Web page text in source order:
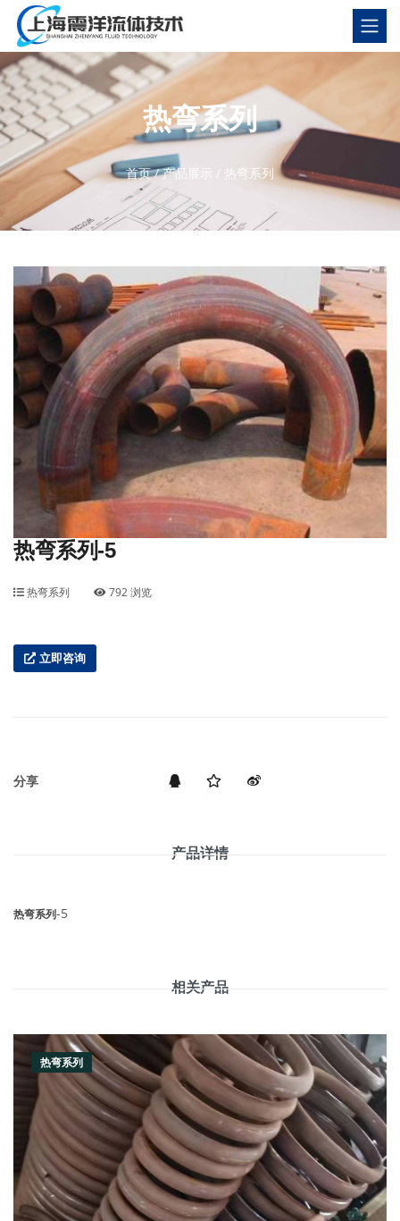
热弯系列
首页/产品展示 / 热弯系列
热弯系列-5
热弯系列 792 浏览
立即咨询
分享
产品详情
热弯系列-5
相关产品
热弯系列